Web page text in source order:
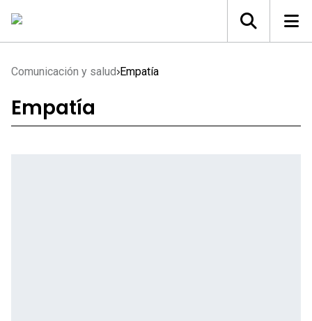
Comunicación y salud Empatía
Empatía